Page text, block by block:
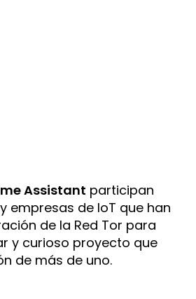
Assistant participan
empresas de IoT que han
de la Red Tor para
y curioso proyecto que
de más de uno.